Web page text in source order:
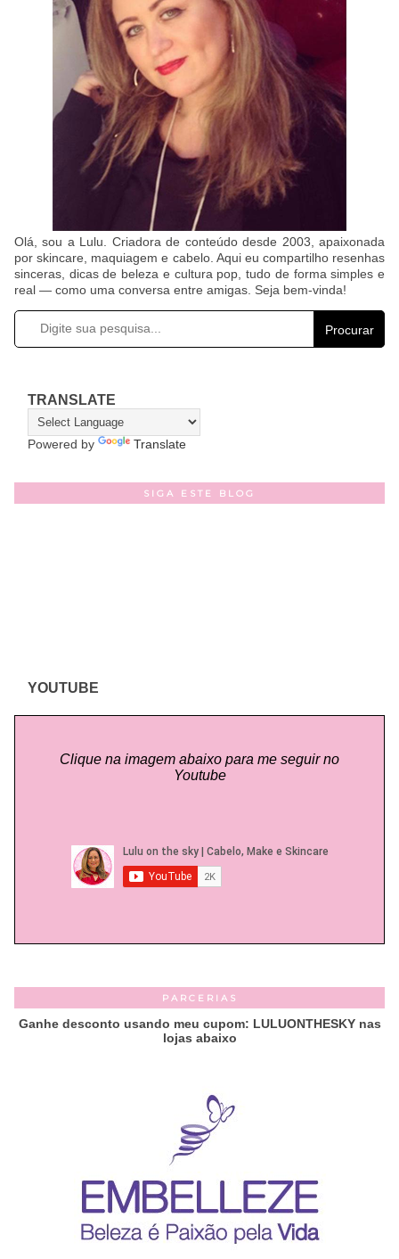
Olá, sou a Lulu. Criadora de conteúdo desde 2003, apaixonada
por skincare, maquiagem e cabelo. Aqui eu compartilho resenhas
sinceras, dicas de beleza e cultura pop, tudo de forma simples e
real — como uma conversa entre amigas. Seja bem-vinda!
Procurar
TRANSLATE
Powered by Translate
SIGA ESTE BLOG
YOUTUBE
Clique na imagem abaixo para me seguir no
Youtube
PARCERIAS
Ganhe desconto usando meu cupom: LULUONTHESKY nas
lojas abaixo